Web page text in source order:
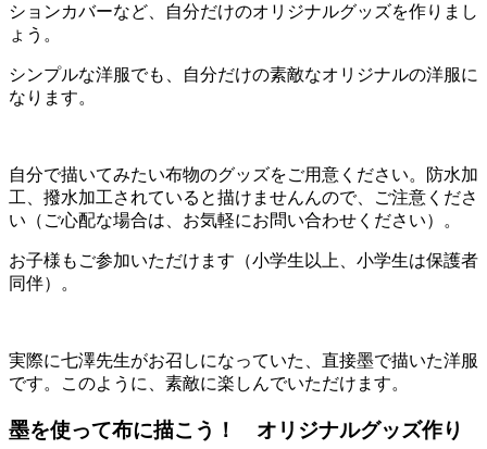
ションカバーなど、自分だけのオリジナルグッズを作りまし
ょう。
シンプルな洋服でも、自分だけの素敵なオリジナルの洋服に
なります。
自分で描いてみたい布物のグッズをご用意ください。防水加
工、撥水加工されていると描けませんんので、ご注意くださ
い（ご心配な場合は、お気軽にお問い合わせください）。
お子様もご参加いただけます（小学生以上、小学生は保護者
同伴）。
実際に七澤先生がお召しになっていた、直接墨で描いた洋服
です。このように、素敵に楽しんでいただけます。
墨を使って布に描こう！ オリジナルグッズ作り